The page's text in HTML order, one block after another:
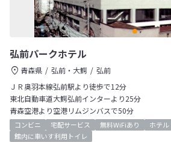
弘前パークホテル
青森県 弘前・大鰐
弘前
ＪＲ奥羽本線弘前駅より徒歩で12分
東北自動車道大鰐弘前インターより25分
青森空港より空港リムジンバスで50分
コンビニ 宅配サービス 無料WiFiあり ホテル
館内に車いす利用トイレ